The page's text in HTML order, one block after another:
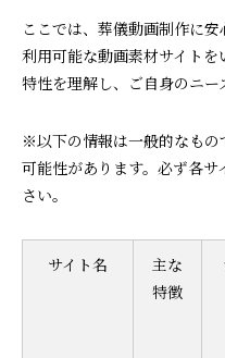
ここでは、葬儀動画制作に
利用可能な動画素材サイト
特性を理解し、ご自身のニー
※以下の情報は一般的なもの
可能性があります。必ず各
さい。
サイト名
主な
特徴